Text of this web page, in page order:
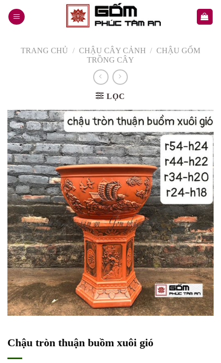
TRANG CHỦ / CHẬU CÂY CẢNH / CHẬU GỐM
TRỒNG CÂY
LỌC
Chậu tròn thuận buồm xuôi gió